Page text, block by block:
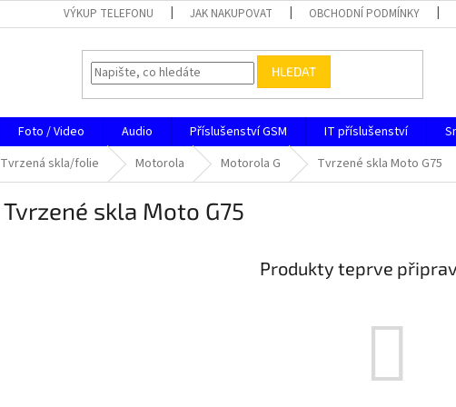
VÝKUP TELEFONU JAK NAKUPOVAT OBCHODNÍ PODMÍNKY
HLEDAT
Foto / Video Audio Příslušenství GSM IT příslušenství
Tvrzená skla/folie Motorola Motorola G Tvrzené skla Moto G75
Tvrzené skla Moto G75
Produkty teprve